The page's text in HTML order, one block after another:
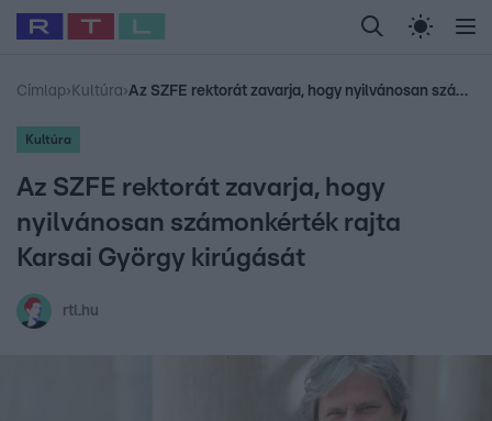
Legfrissebb RTL Híradó Randi Celeb vagyok,
Babits Marcella Most Wanted Gallusz
Címlap› Kultúra› Az SZFE rektorát zavarja, hogy nyilvánosan számonkérték rajta Karsai György kirúgását
Kultúra
Az SZFE rektorát zavarja, hogy
nyilvánosan számonkérték rajta
Karsai György kirúgását
rtl.hu